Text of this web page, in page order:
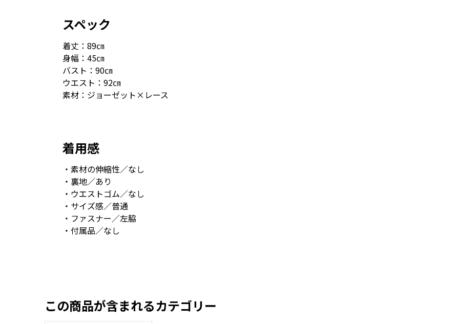
スペック
着丈：89㎝
身幅：45㎝
バスト：90㎝
ウエスト：92㎝
素材：ジョーゼット×レース
着用感
・素材の伸縮性／なし
・裏地／あり
・ウエストゴム／なし
・サイズ感／普通
・ファスナー／左脇
・付属品／なし
この商品が含まれるカテゴリー